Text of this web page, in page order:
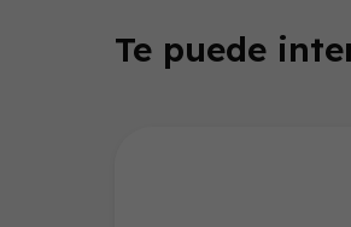
Te puede